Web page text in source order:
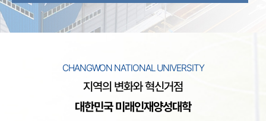
CHANGWON NATIONAL UNIVERSITY
지역의 변화와 혁신거점
대한민국 미래인재양성대학